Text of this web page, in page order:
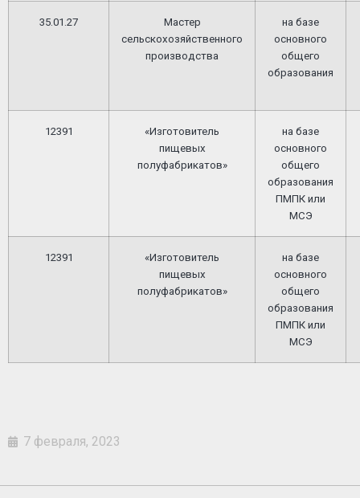
35.01.27
Мастер
сельскохозяйственного
производства
на базе
основного
общего
образования
12391
«Изготовитель
пищевых
полуфабрикатов»
на базе
основного
общего
образования
ПМПК или
МСЭ
12391
«Изготовитель
пищевых
полуфабрикатов»
на базе
основного
общего
образования
ПМПК или
МСЭ
7 февраля, 2023